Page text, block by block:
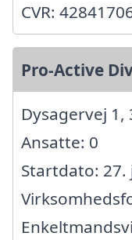
CVR:
Pro-Active
Dysagervej
Ansatte: 0
Startdato: 27.